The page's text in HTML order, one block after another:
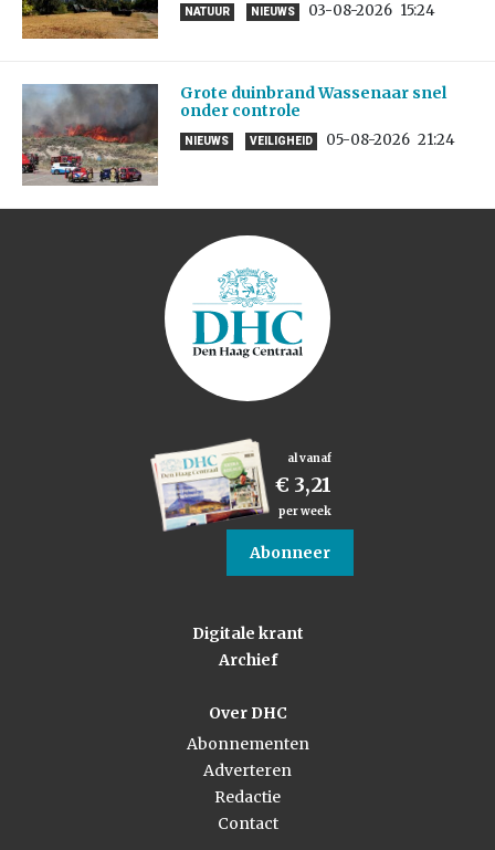
NATUUR NIEUWS 03-08-2026 15:24
Grote duinbrand Wassenaar snel
onder controle
NIEUWS VEILIGHEID 05-08-2026 21:24
al vanaf
€ 3,21
per week
Abonneer
Digitale krant
Archief
Over DHC
Abonnementen
Adverteren
Redactie
Contact